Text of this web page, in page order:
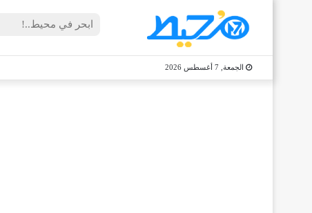
الجمعة, 7 أغسطس 2026